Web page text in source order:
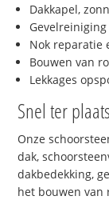
Dakkapel,
Gevelreiniging
Nok reparatie
Bouwen van
Lekkages
Snel ter
Onze
dak,
dakbedekking,
het bouwen van